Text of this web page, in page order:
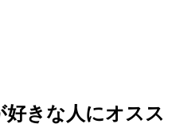
きな人にオスス